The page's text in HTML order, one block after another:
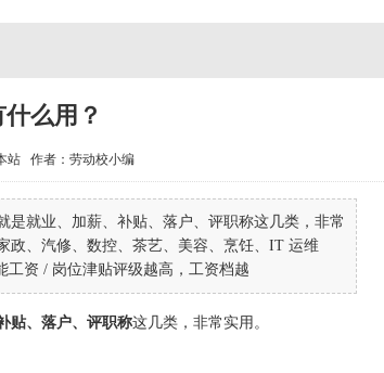
么用？
站 作者：劳动校小编
就业、加薪、补贴、落户、评职称这几类，非常
政、汽修、数控、茶艺、美容、烹饪、IT 运维
工资 / 岗位津贴评级越高，工资档越
贴、落户、评职称这几类，非常实用。